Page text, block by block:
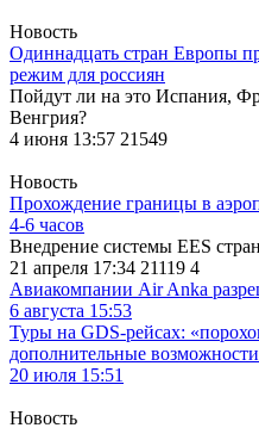
Новость
Одиннадцать стран Европы
режим для россиян
Пойдут ли на это Испания,
Венгрия?
4 июня 13:57 21549
Новость
Прохождение границы в
4-6 часов
Внедрение системы EES
21 апреля 17:34 21119 4
Авиакомпании Air Anka
6 августа 15:53
Туры на GDS-рейсах:
дополнительные
20 июля 15:51
Новость